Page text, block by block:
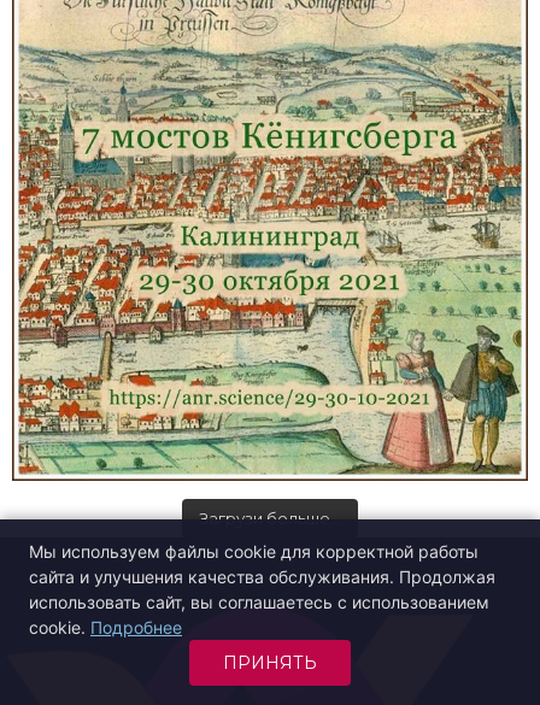
Загрузи больше…
Мы используем файлы cookie для корректной работы
сайта и улучшения качества обслуживания. Продолжая
использовать сайт, вы соглашаетесь с использованием
cookie. Подробнее
ПРИНЯТЬ